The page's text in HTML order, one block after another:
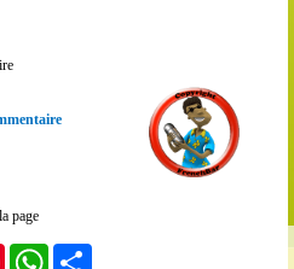
Pinterest WhatsApp
page